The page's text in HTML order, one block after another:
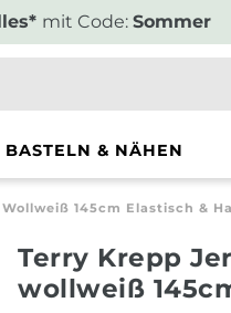
mit Code: Sommer
BASTELN & NÄHEN
145cm Elastisch &
Terry Krepp
wollweiß